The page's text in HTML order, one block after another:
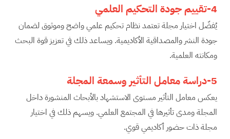
4-تقييم جودة التحكيم العلمي
يُفضّل اختيار مجلة تعتمد نظام تحكيم علمي واضح وموثوق لضمان
جودة النشر والمصداقية الأكاديمية. ويساعد ذلك في تعزيز قوة البحث
ومكانته العلمية.
5-دراسة معامل التأثير وسمعة المجلة
يعكس معامل التأثير مستوى الاستشهاد بالأبحاث المنشورة داخل
المجلة ومدى تأثيرها في المجتمع العلمي. ويسهم ذلك في اختيار
مجلة ذات حضور أكاديمي قوي.